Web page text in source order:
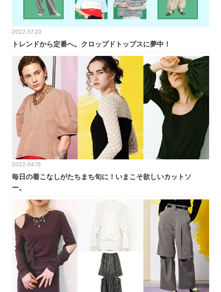
2022.07.20
トレンドから定番へ。クロップドトップスに夢中！
2022.04.15
毎日の着こなしがたちまち旬に！いまこそ欲しいカットソ
ー。